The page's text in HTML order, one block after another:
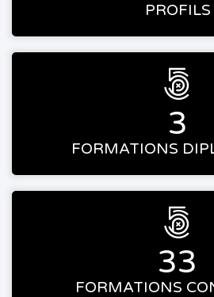
PROFILS

3
FORMATIONS

33
FORMATIONS